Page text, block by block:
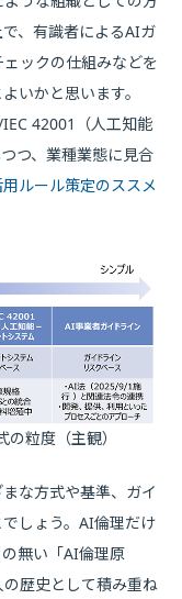
、有識者によるAIガ
ックの仕組みなどを
いかと思います。
42001（人工知能
つ、業種業態に見合
ルール策定のススメ
粒度（主観）
な方式や基準、ガイ
しょう。AI倫理だけ
無い「AI倫理原
歴史として積み重ね